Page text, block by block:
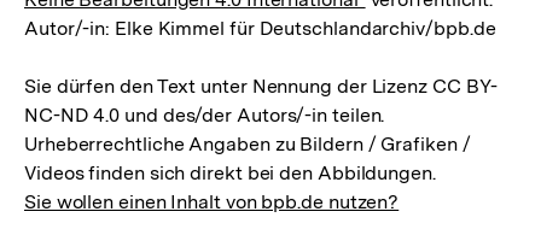
Autor/-in: Elke Kimmel für Deutschlandarchiv/bpb.de
Sie dürfen den Text unter Nennung der Lizenz CC BY-
NC-ND 4.0 und des/der Autors/-in teilen.
Urheberrechtliche Angaben zu Bildern / Grafiken /
Videos finden sich direkt bei den Abbildungen.
Sie wollen einen Inhalt von bpb.de nutzen?